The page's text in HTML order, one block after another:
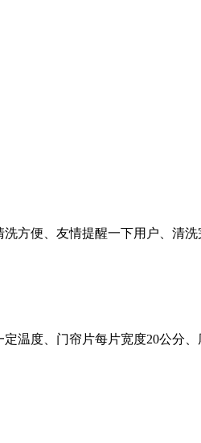
方便、友情提醒一下用户、清
温度、门帘片每片宽度20公分